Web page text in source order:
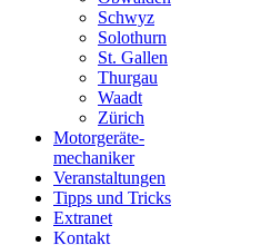
Schwyz
Solothurn
St. Gallen
Thurgau
Waadt
Zürich
Motorgeräte-
mechaniker
Veranstaltungen
Tipps und Tricks
Extranet
Kontakt